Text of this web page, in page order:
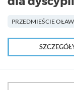
PRZEDMIEŚCIE